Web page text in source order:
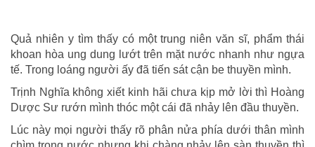
Quả nhiên y tìm thấy có một trung niên văn sĩ, phẩm thái
khoan hòa ung dung lướt trên mặt nước nhanh như ngựa
tế. Trong loáng người ấy đã tiến sát cận be thuyền mình.
Trịnh Nghĩa không xiết kinh hãi chưa kịp mở lời thì Hoàng
Dược Sư rướn mình thóc một cái đã nhảy lên đầu thuyền.
Lúc này mọi người thấy rõ phân nửa phía dưới thân mình